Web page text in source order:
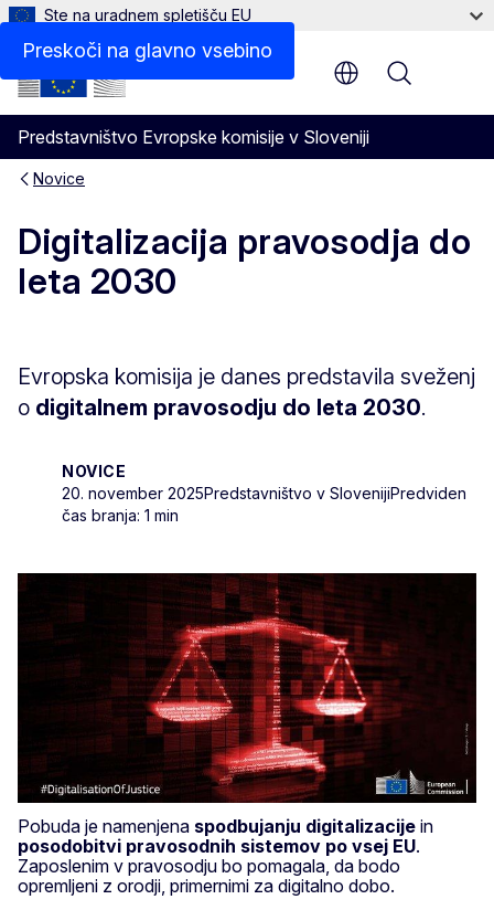
Preskoči na glavno vsebino
Ste na uradnem spletišču EU
Predstavništvo Evropske komisije v Sloveniji
Menu
Novice
Digitalizacija pravosodja do
leta 2030
Evropska komisija je danes predstavila sveženj
o digitalnem pravosodju do leta 2030.
NOVICE
20. november 2025Predstavništvo v SlovenijiPredviden
čas branja: 1 min
Pobuda je namenjena spodbujanju digitalizacije in
posodobitvi pravosodnih sistemov po vsej EU.
Zaposlenim v pravosodju bo pomagala, da bodo
opremljeni z orodji, primernimi za digitalno dobo.